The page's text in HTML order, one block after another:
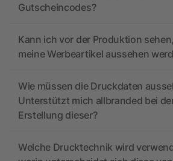
Gutscheincodes?
Kann ich vor der Produktion
meine Werbeartikel aussehen
Wie müssen die Druckdaten
Unterstützt mich allbranded bei
Erstellung dieser?
Welche Drucktechnik wird